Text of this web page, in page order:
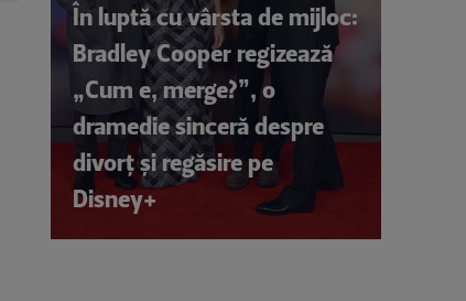
În luptă cu vârsta de mijloc:
Bradley Cooper regizează
„Cum e, merge?”, o
dramedie sinceră despre
divorț și regăsire pe
Disney+